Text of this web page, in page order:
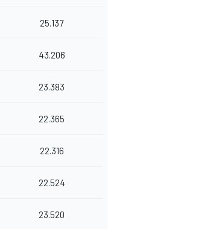
25.137
43.206
23.383
22.365
22.316
22.524
23.520